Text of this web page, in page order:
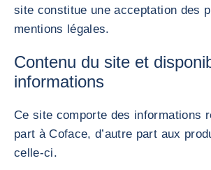
site constitue une acceptation des
mentions légales.
Contenu du site et
informations
Ce site comporte des informations
part à Coface, d’autre part aux
celle-ci.